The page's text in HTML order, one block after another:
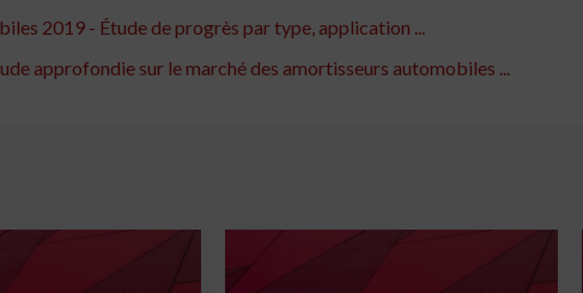
2019 - Étude de progrès par type, application ...
approfondie sur le marché des amortisseurs automobiles ...